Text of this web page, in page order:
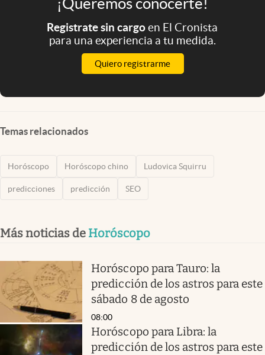
Registrate sin cargoen El Cronista
para una experiencia a tu medida.
Quiero registrarme
Temas relacionados
Horóscopo Horóscopo chino Ludovica Squirru
predicciones predicción SEO
Más noticias de Horóscopo
Horóscopo para Tauro: la
predicción de los astros para este
sábado 8 de agosto
08:00
Horóscopo para Libra: la
predicción de los astros para este